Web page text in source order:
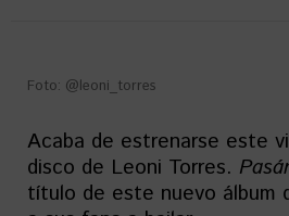
Foto: @leoni_torres
Acaba de estrenarse este
disco de Leoni Torres.
título de este nuevo álbum